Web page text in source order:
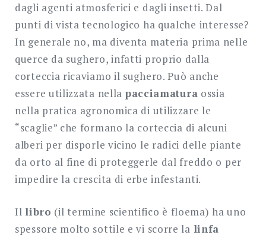
dagli agenti atmosferici e dagli insetti. Dal
punti di vista tecnologico ha qualche interesse?
In generale no, ma diventa materia prima nelle
querce da sughero, infatti proprio dalla
corteccia ricaviamo il sughero. Può anche
essere utilizzata nella pacciamatura ossia
nella pratica agronomica di utilizzare le
“scaglie” che formano la corteccia di alcuni
alberi per disporle vicino le radici delle piante
da orto al fine di proteggerle dal freddo o per
impedire la crescita di erbe infestanti.
Il libro (il termine scientifico è floema) ha uno
spessore molto sottile e vi scorre la linfa